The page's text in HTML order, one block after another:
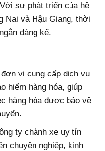
sự phát triển của hệ
Nai và Hậu Giang, thời
đáng kể.
đơn vị cung cấp dịch vụ
hiểm hàng hóa, giúp
hàng hóa được bảo vệ
ty chành xe uy tín
chuyên nghiệp, kinh